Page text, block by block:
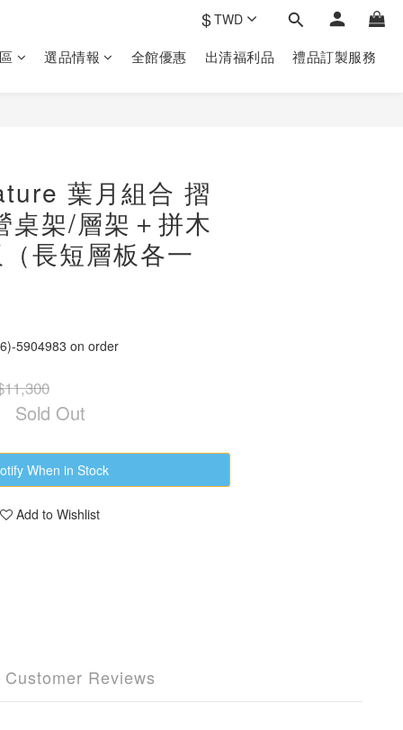
$TWD
選品情報 全館優惠 出清福利品 禮品訂製‎服務
葉月組合 摺
桌架/層架＋拼木
長短層板各一
5904983 on order
Sold Out
When in Stock
Add to Wishlist
Customer Reviews